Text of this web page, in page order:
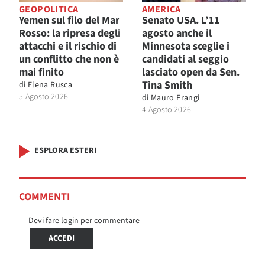
GEOPOLITICA
Yemen sul filo del Mar
Rosso: la ripresa degli
attacchi e il rischio di
un conflitto che non è
mai finito
di Elena Rusca
5 Agosto 2026
AMERICA
Senato USA. L’11
agosto anche il
Minnesota sceglie i
candidati al seggio
lasciato open da Sen.
Tina Smith
di Mauro Frangi
4 Agosto 2026
ESPLORA ESTERI
COMMENTI
Devi fare login per commentare
ACCEDI